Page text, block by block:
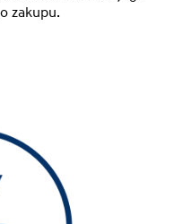
zakupu.